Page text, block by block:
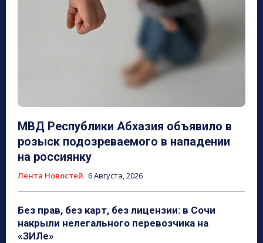
МВД Республики Абхазия объявило в
розыск подозреваемого в нападении
на россиянку
Лента Новостей 6 Августа, 2026
Без прав, без карт, без лицензии: в Сочи
накрыли нелегального перевозчика на
«ЗИЛе»